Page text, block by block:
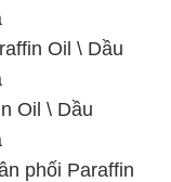
Oil \ Dầu
Oil \ Dầu
phối Paraffin